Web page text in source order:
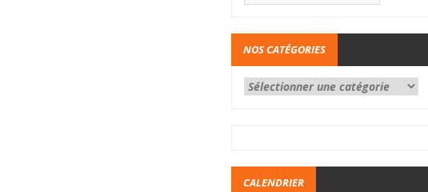
NOS CATÉGORIES
CALENDRIER